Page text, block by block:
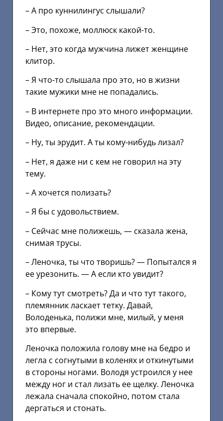
– А про куннилингус слышали?
– Это, похоже, моллюск какой-то.
– Нет, это когда мужчина лижет женщине
клитор.
– Я что-то слышала про это, но в жизни
такие мужики мне не попадались.
– В интернете про это много информации.
Видео, описание, рекомендации.
– Ну, ты эрудит. А ты кому-нибудь лизал?
– Нет, я даже ни с кем не говорил на эту
тему.
– А хочется полизать?
– Я бы с удовольствием.
– Сейчас мне полижешь, — сказала жена,
снимая трусы.
– Леночка, ты что творишь? — Попытался я
ее урезонить. — А если кто увидит?
– Кому тут смотреть? Да и что тут такого,
племянник ласкает тетку. Давай,
Володенька, полижи мне, милый, у меня
это впервые.
Леночка положила голову мне на бедро и
легла с согнутыми в коленях и откинутыми
в стороны ногами. Володя устроился у нее
между ног и стал лизать ее щелку. Леночка
лежала сначала спокойно, потом стала
дергаться и стонать.